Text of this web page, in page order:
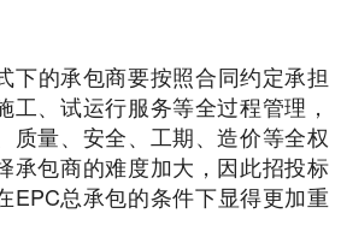
下的承包商要按照合同约定承担
工、试运行服务等全过程管理，
质量、安全、工期、造价等全权
承包商的难度加大，因此招投标
EPC总承包的条件下显得更加重